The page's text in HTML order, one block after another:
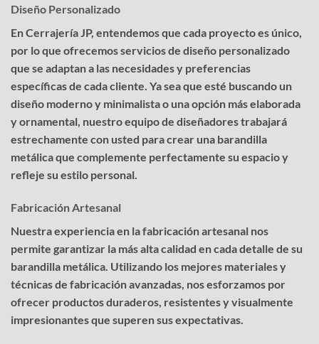
Diseño Personalizado
En Cerrajería JP, entendemos que cada proyecto es único,
por lo que ofrecemos servicios de diseño personalizado
que se adaptan a las necesidades y preferencias
específicas de cada cliente. Ya sea que esté buscando un
diseño moderno y minimalista o una opción más elaborada
y ornamental, nuestro equipo de diseñadores trabajará
estrechamente con usted para crear una barandilla
metálica que complemente perfectamente su espacio y
refleje su estilo personal.
Fabricación Artesanal
Nuestra experiencia en la fabricación artesanal nos
permite garantizar la más alta calidad en cada detalle de su
barandilla metálica. Utilizando los mejores materiales y
técnicas de fabricación avanzadas, nos esforzamos por
ofrecer productos duraderos, resistentes y visualmente
impresionantes que superen sus expectativas.